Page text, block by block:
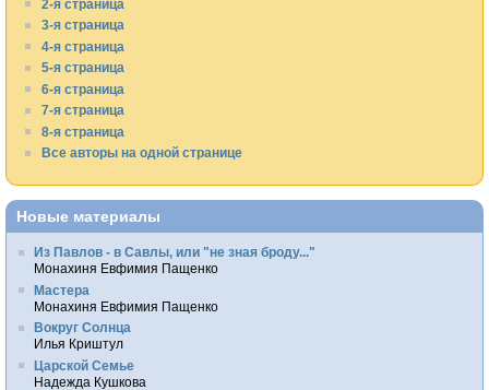
2-я страница
3-я страница
4-я страница
5-я страница
6-я страница
7-я страница
8-я страница
Все авторы на одной странице
Новые материалы
Из Павлов - в Савлы, или "не зная броду..."
Монахиня Евфимия Пащенко
Мастера
Монахиня Евфимия Пащенко
Вокруг Солнца
Илья Криштул
Царской Семье
Надежда Кушкова